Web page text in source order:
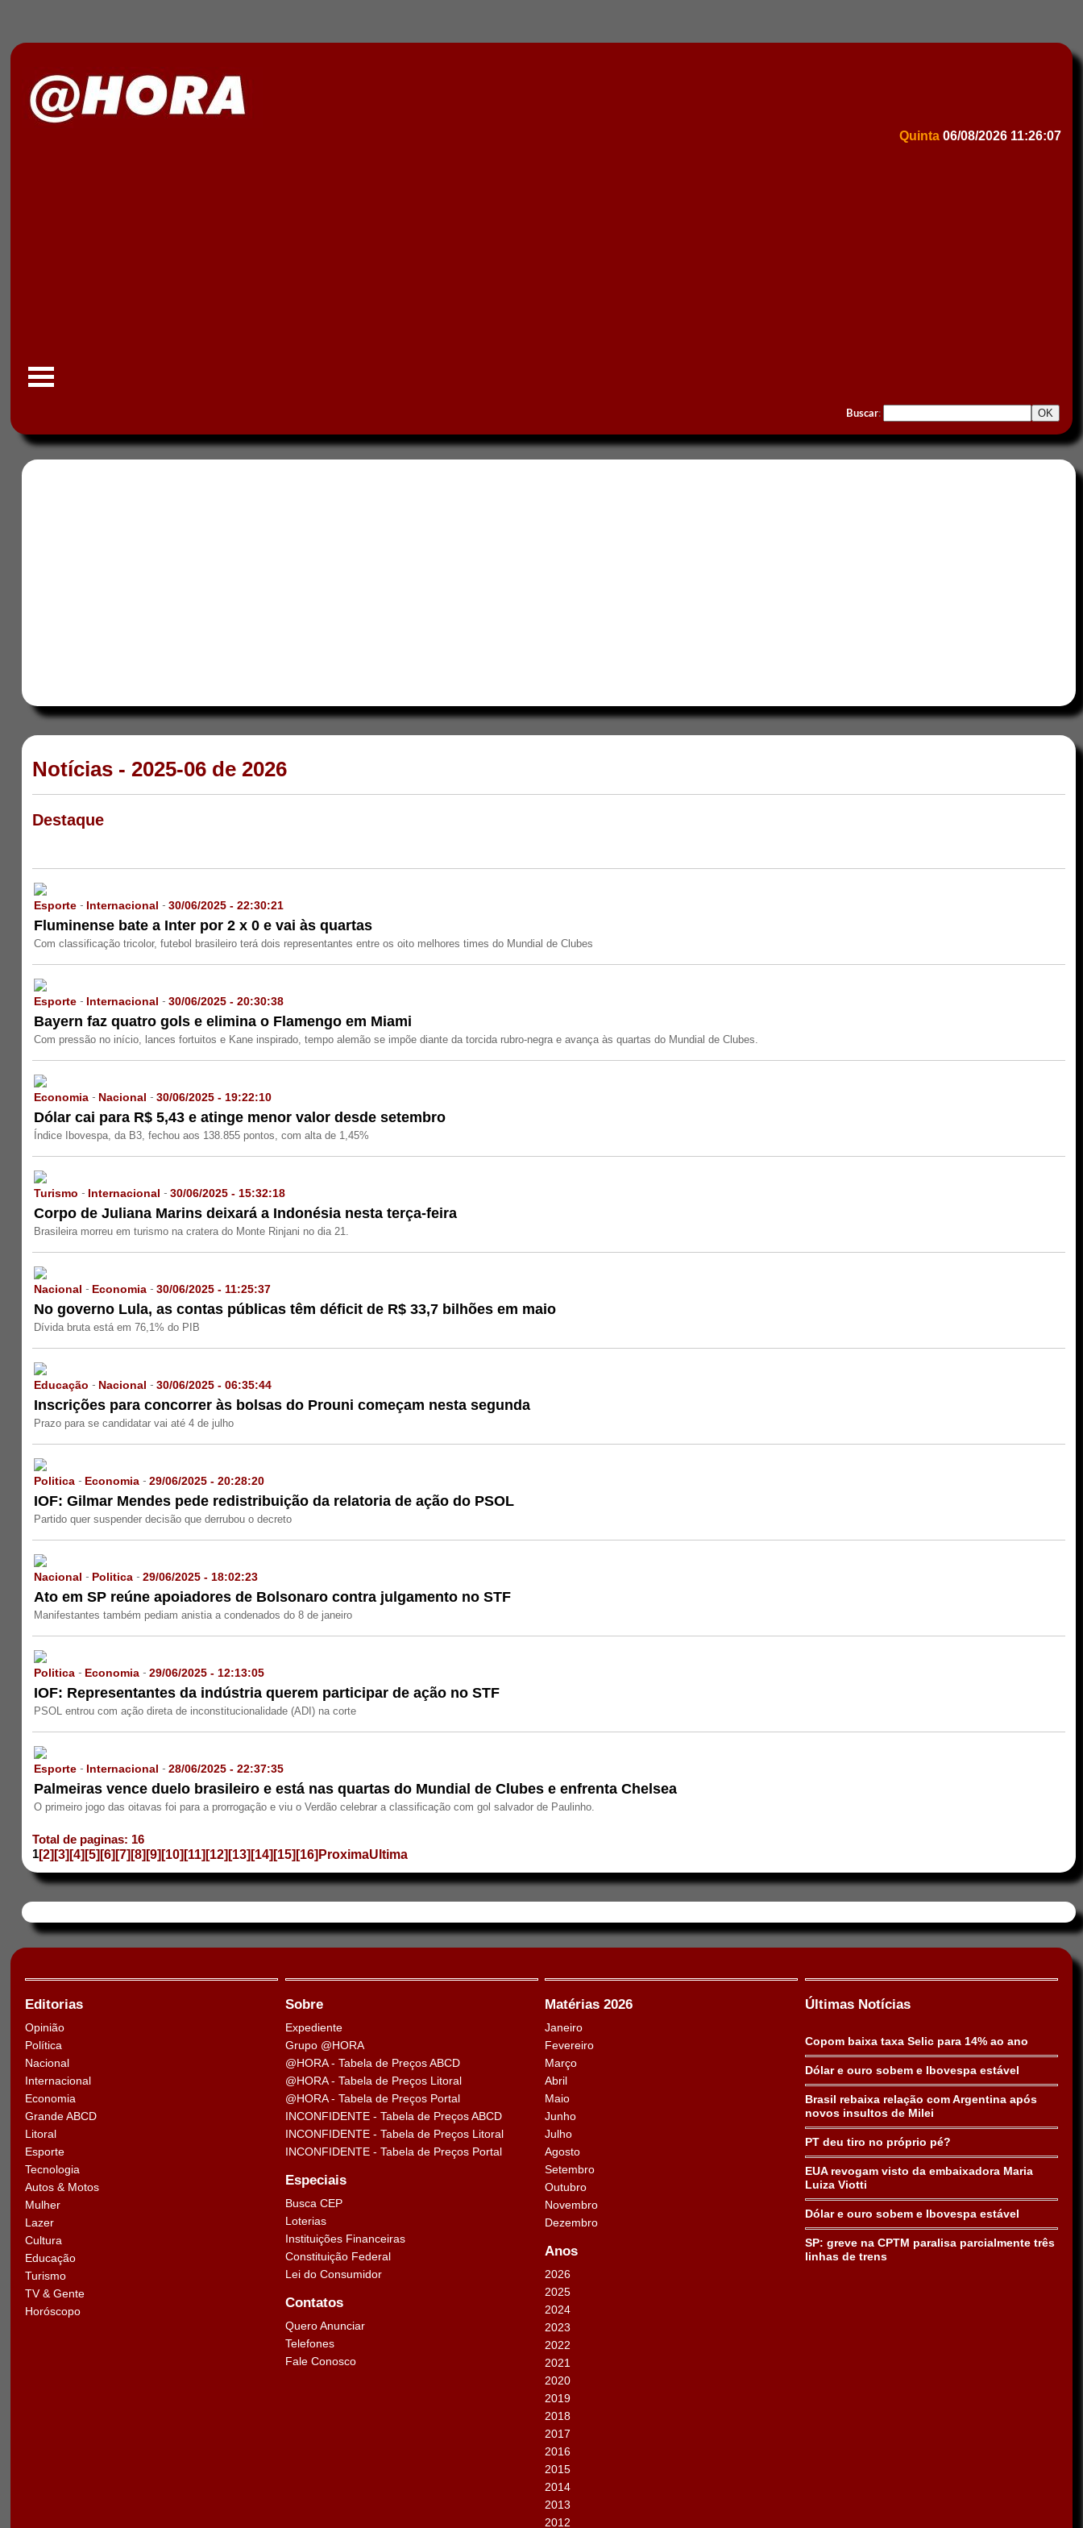
Quinta 06/08/2026 11:26:07
Buscar:
Notícias - 2025-06 de 2026
Destaque
Esporte- Internacional-30/06/2025 - 22:30:21
Fluminense bate a Inter por 2 x 0 e vai às quartas
Com classificação tricolor, futebol brasileiro terá dois representantes entre os oito melhores times do Mundial de Clubes
Esporte- Internacional-30/06/2025 - 20:30:38
Bayern faz quatro gols e elimina o Flamengo em Miami
Com pressão no início, lances fortuitos e Kane inspirado, tempo alemão se impõe diante da torcida rubro-negra e avança às quartas do Mundial de Clubes.
Economia- Nacional-30/06/2025 - 19:22:10
Dólar cai para R$ 5,43 e atinge menor valor desde setembro
Índice Ibovespa, da B3, fechou aos 138.855 pontos, com alta de 1,45%
Turismo- Internacional-30/06/2025 - 15:32:18
Corpo de Juliana Marins deixará a Indonésia nesta terça-feira
Brasileira morreu em turismo na cratera do Monte Rinjani no dia 21.
Nacional- Economia-30/06/2025 - 11:25:37
No governo Lula, as contas públicas têm déficit de R$ 33,7 bilhões em maio
Dívida bruta está em 76,1% do PIB
Educação- Nacional-30/06/2025 - 06:35:44
Inscrições para concorrer às bolsas do Prouni começam nesta segunda
Prazo para se candidatar vai até 4 de julho
Politica- Economia-29/06/2025 - 20:28:20
IOF: Gilmar Mendes pede redistribuição da relatoria de ação do PSOL
Partido quer suspender decisão que derrubou o decreto
Nacional- Politica-29/06/2025 - 18:02:23
Ato em SP reúne apoiadores de Bolsonaro contra julgamento no STF
Manifestantes também pediam anistia a condenados do 8 de janeiro
Politica- Economia-29/06/2025 - 12:13:05
IOF: Representantes da indústria querem participar de ação no STF
PSOL entrou com ação direta de inconstitucionalidade (ADI) na corte
Esporte- Internacional-28/06/2025 - 22:37:35
Palmeiras vence duelo brasileiro e está nas quartas do Mundial de Clubes e enfrenta Chelsea
O primeiro jogo das oitavas foi para a prorrogação e viu o Verdão celebrar a classificação com gol salvador de Paulinho.
Total de paginas: 16
1[2] [3] [4] [5] [6] [7] [8] [9] [10] [11] [12] [13] [14] [15] [16] ProximaUltima
Editorias
Opinião
Política
Nacional
Internacional
Economia
Grande ABCD
Litoral
Esporte
Tecnologia
Autos & Motos
Mulher
Lazer
Cultura
Educação
Turismo
TV & Gente
Horóscopo
Sobre
Expediente
Grupo @HORA
@HORA - Tabela de Preços ABCD
@HORA - Tabela de Preços Litoral
@HORA - Tabela de Preços Portal
INCONFIDENTE - Tabela de Preços ABCD
INCONFIDENTE - Tabela de Preços Litoral
INCONFIDENTE - Tabela de Preços Portal
Especiais
Busca CEP
Loterias
Instituições Financeiras
Constituição Federal
Lei do Consumidor
Contatos
Quero Anunciar
Telefones
Fale Conosco
Matérias 2026
Janeiro
Fevereiro
Março
Abril
Maio
Junho
Julho
Agosto
Setembro
Outubro
Novembro
Dezembro
Anos
2026
2025
2024
2023
2022
2021
2020
2019
2018
2017
2016
2015
2014
2013
2012
Últimas Notícias
Copom baixa taxa Selic para 14% ao ano
Dólar e ouro sobem e Ibovespa estável
Brasil rebaixa relação com Argentina após
novos insultos de Milei
PT deu tiro no próprio pé?
EUA revogam visto da embaixadora Maria
Luiza Viotti
Dólar e ouro sobem e Ibovespa estável
SP: greve na CPTM paralisa parcialmente três
linhas de trens